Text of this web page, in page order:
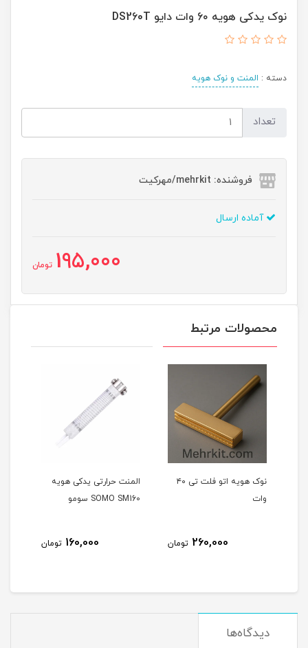
نوک یدکی هویه 6۰ وات دایو DS260T
دسته : المنت و نوک هویه
تعداد
فروشنده: mehrkit/مهرکیت
آماده ارسال
195,000 تومان
محصولات مرتبط
نوک هویه اتو فلت تی‌ ۴۰
260,000 تومان
المنت حرارتی یدکی هویه
SOMO SM160 سومو
160,000 تومان
دیدگاه‌ها